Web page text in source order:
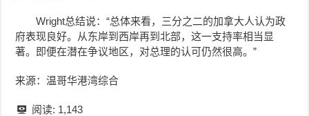
Wright总结说：“总体来看，三分之二的加拿大人认为政
府表现良好。从东岸到西岸再到北部，这一支持率相当显
著。即便在潜在争议地区，对总理的认可仍然很高。”
来源：温哥华港湾综合
阅读: 1,143